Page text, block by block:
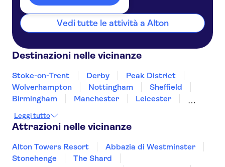
Vedi tutte le attività a Alton
Destinazioni nelle vicinanze
Stoke-on-Trent Derby
Peak District
Wolverhampton
Nottingham
Sheffield
Birmingham
Manchester
Leicester
Stratford-upon-Avon
Leggi tutto
Attrazioni nelle vicinanze
Alton Towers Resort
Abbazia di Westminster
Stonehenge
The Shard